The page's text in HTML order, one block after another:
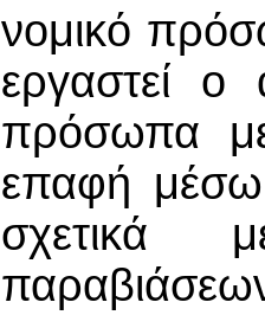
νομικό
εργαστεί
πρόσωπα
επαφή μέσω
σχετικά